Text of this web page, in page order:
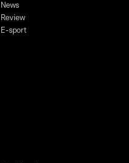
News
Review
E-sport